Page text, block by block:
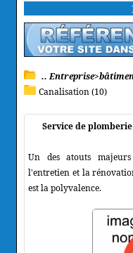
..
Canalisation (10)
Service de
Un des atouts
l'entretien et la
est la polyvalence.